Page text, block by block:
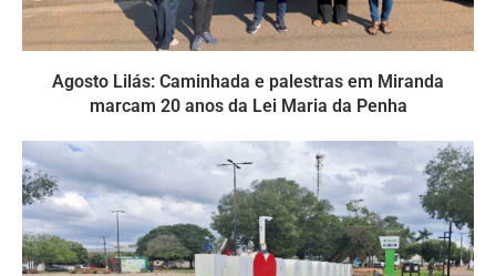
Agosto Lilás: Caminhada e palestras em Miranda
marcam 20 anos da Lei Maria da Penha